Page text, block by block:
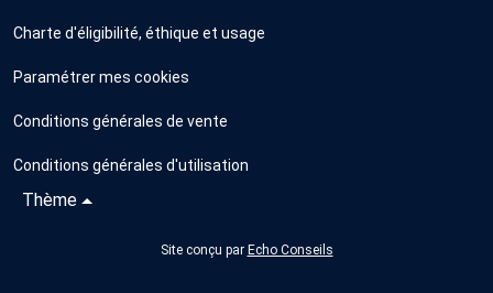
Charte d'éligibilité, éthique et usage
Paramétrer mes cookies
Conditions générales de vente
Conditions générales d'utilisation
Thème
Site conçu par Echo Conseils